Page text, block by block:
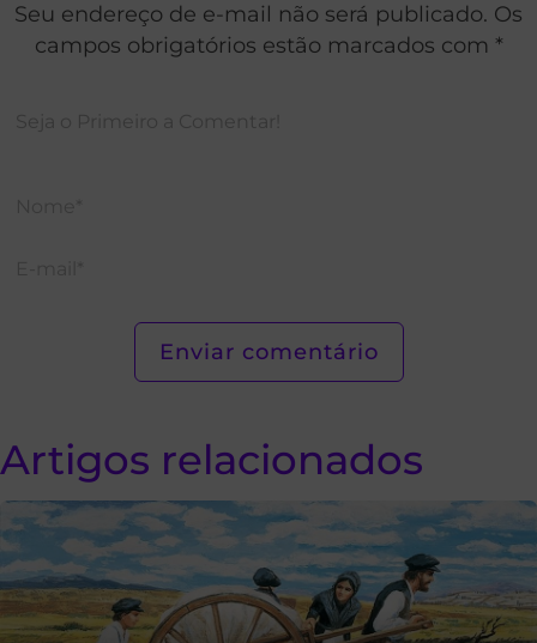
Seu endereço de e-mail não será publicado. Os
campos obrigatórios estão marcados com *
Artigos relacionados